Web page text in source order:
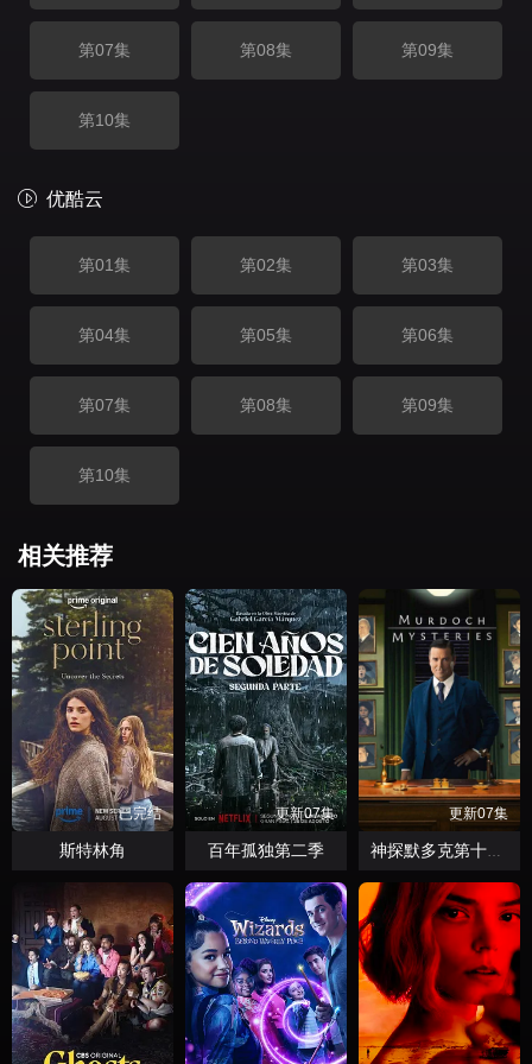
第07集 第08集 第09集
第10集
优酷云
第01集 第02集 第03集
第04集 第05集 第06集
第07集 第08集 第09集
第10集
相关推荐
已完结
斯特林角
更新07集
百年孤独第二季
更新07集
神探默多克第十九季